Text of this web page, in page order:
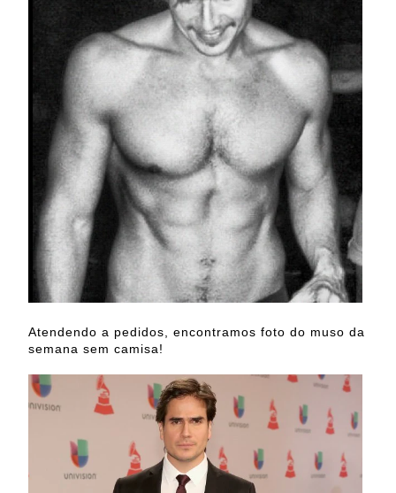
Atendendo a pedidos, encontramos foto do muso da
semana sem camisa!